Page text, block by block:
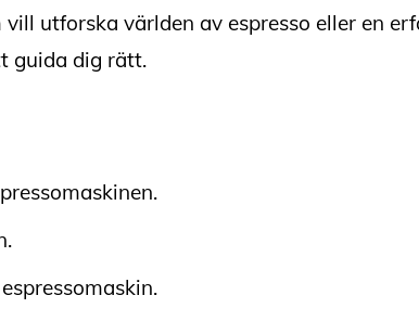
utforska världen av espresso eller en
guida dig rätt.